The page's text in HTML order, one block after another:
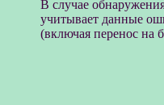
В случае
учитывает данные
(включая перенос на